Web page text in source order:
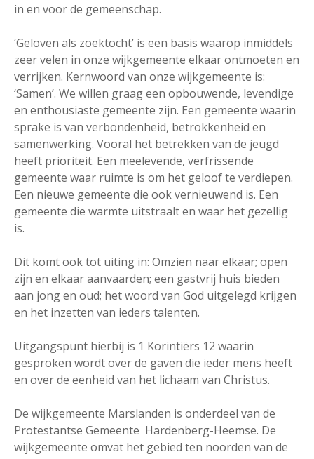
in en voor de gemeenschap.
‘Geloven als zoektocht’ is een basis waarop inmiddels
zeer velen in onze wijkgemeente elkaar ontmoeten en
verrijken. Kernwoord van onze wijkgemeente is:
‘Samen’. We willen graag een opbouwende, levendige
en enthousiaste gemeente zijn. Een gemeente waarin
sprake is van verbondenheid, betrokkenheid en
samenwerking. Vooral het betrekken van de jeugd
heeft prioriteit. Een meelevende, verfrissende
gemeente waar ruimte is om het geloof te verdiepen.
Een nieuwe gemeente die ook vernieuwend is. Een
gemeente die warmte uitstraalt en waar het gezellig
is.
Dit komt ook tot uiting in: Omzien naar elkaar; open
zijn en elkaar aanvaarden; een gastvrij huis bieden
aan jong en oud; het woord van God uitgelegd krijgen
en het inzetten van ieders talenten.
Uitgangspunt hierbij is 1 Korintiërs 12 waarin
gesproken wordt over de gaven die ieder mens heeft
en over de eenheid van het lichaam van Christus.
De wijkgemeente Marslanden is onderdeel van de
Protestantse Gemeente Hardenberg-Heemse. De
wijkgemeente omvat het gebied ten noorden van de